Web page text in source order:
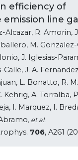
efficiency of
line
Alcazar, R. Amorin,
M.
J. Iglesias-
J. A.
L. Bonatto, R.
Kehrig, A. Torralba,
I. Marquez, I.
, et al.
706, A261